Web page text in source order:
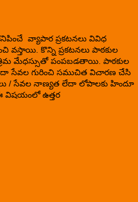
వ్యాపార ప్రకటనలు వివిధ
వస్తాయి. కొన్ని ప్రకటనలు పాఠకుల
మేధస్సుతో పంపబడతాయి. పాఠకుల
లేదా సేవల గురించి సముచిత విచారణ చేసి
/ సేవల నాణ్యత లేదా లోపాలకు హిందూ
విషయంలో ఉత్తర